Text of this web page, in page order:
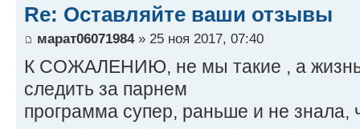
Re: Оставляйте ваши отзывы
марат06071984» 25 ноя 2017, 07:40
К СОЖАЛЕНИЮ, не мы такие , а жизнь
следить за парнем
программа супер, раньше и не знала,